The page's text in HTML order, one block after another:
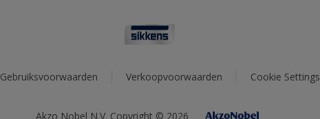
Gebruiksvoorwaarden Verkoopvoorwaarden Cookie Settings
Akzo Nobel N.V. Copyright © 2026